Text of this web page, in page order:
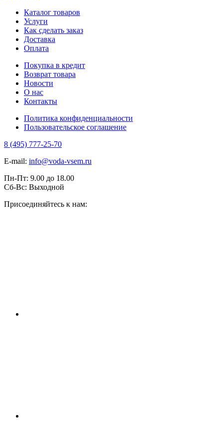
Каталог товаров
Услуги
Как сделать заказ
Доставка
Оплата
Покупка в кредит
Возврат товара
Новости
О нас
Контакты
Политика конфиденциальности
Пользовательское соглашение
8 (495) 777-25-70
E-mail: info@voda-vsem.ru
Пн-Пт: 9.00 до 18.00
Сб-Вс: Выходной
Присоединяйтесь к нам: